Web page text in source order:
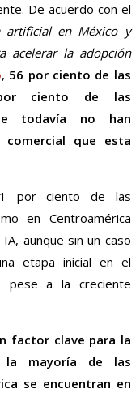
De acuerdo con el
artificial en México y
acelerar la adopción
, 56 por ciento de las
ciento de las
todavía no han
que esta
por ciento de las
en Centroamérica
aunque sin un caso
etapa inicial en el
pese a la creciente
factor clave para la
la mayoría de las
se encuentran en